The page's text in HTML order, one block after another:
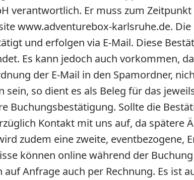
verantwortlich. Er muss zum
www.adventurebox-karlsruhe.de.
und erfolgen via E-Mail. Diese
Es kann jedoch auch vorkommen,
der E-Mail in den Spamordner,
so dient es als Beleg für das
Buchungsbestätigung. Sollte die
Kontakt mit uns auf, da spätere
zudem eine zweite, eventbezogene,
können online während der
Anfrage auch per Rechnung. Es ist